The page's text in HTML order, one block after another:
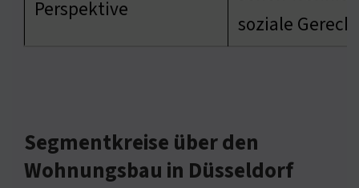
Perspektive
soziale
Segmentkreise über den
Wohnungsbau in Düsseldorf